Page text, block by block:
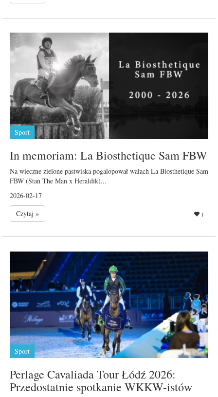
Sport
In memoriam: La Biosthetique Sam FBW
Na wieczne zielone pastwiska pogalopował wałach La Biosthetique Sam
FBW (Stan The Man x Heraldik)...
2026-02-17
Czytaj »
1
Sport
Perlage Cavaliada Tour Łódź 2026:
Przedostatnie spotkanie WKKW-istów